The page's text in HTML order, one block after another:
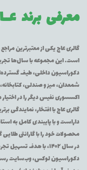
معرفی برند
گالری عاج یکی از معتبرترین
است. این مجموعه با سال‌ها
دکوراسیون داخلی، طیف
شمعدان، میز و صندلی،
اکسسوری نفیس دیگر را در
گالری عاج با افتخار، نمایندگی
داراست و با پایبندی کامل به
محصولات خود را با گارانتی
در سال ۱۴۰۲، با هدف
دکوراسیون لوکس، وب‌سایت رسمی